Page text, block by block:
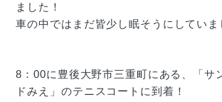
ました！
車の中ではまだ皆少し眠そうにしていま
8：00に豊後大野市三重町にある、「サ
ドみえ」のテニスコートに到着！